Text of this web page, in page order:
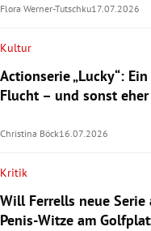
Flora Werner-Tutschku17.07.2026
Kultur
Actionserie „Lucky“:
Flucht – und sonst
Christina Böck16.07.2026
Kritik
Will Ferrells neue
Penis-Witze am